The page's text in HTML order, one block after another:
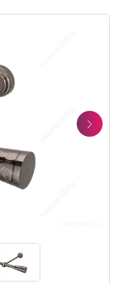
Next